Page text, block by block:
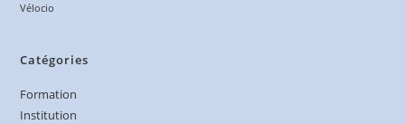
Vélocio
Catégories
Formation
Institution